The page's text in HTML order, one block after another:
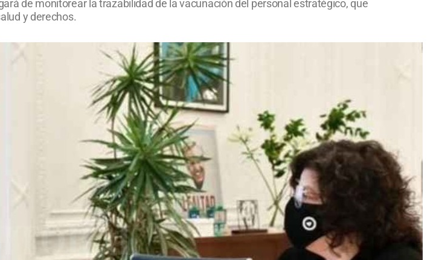
de monitorear la trazabilidad de la vacunación del personal estratégico, que
y derechos.